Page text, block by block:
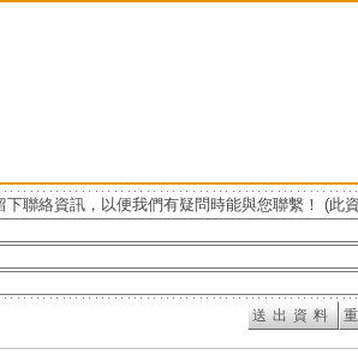
下聯絡資訊，以便我們有疑問時能與您聯繫！ (此